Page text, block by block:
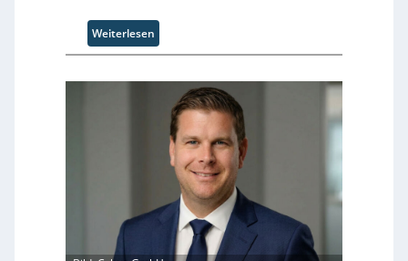
n
d
s
u
n
Weiterlesen:
P
-
l
i